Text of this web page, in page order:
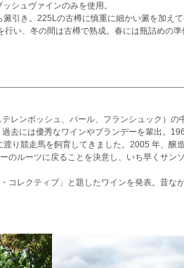
シュヴァインのみを使用。
引き。225Lの古樽に慎重に細かい澱を加え
い、冬の間は古樽で熟成。春には瓶詰めの
レンボッシュ、パール、フランシュック）の
去には優秀なワインやブランデーを輩出。
り競走馬を飼育してきました。2005 年、醸
ルーツに戻ることを決意し、いち早くサン
コレクティブ」と題したワインを発表。昔な